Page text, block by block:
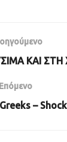
ΚΑΙ ΣΤΗ
Επόμενο
–